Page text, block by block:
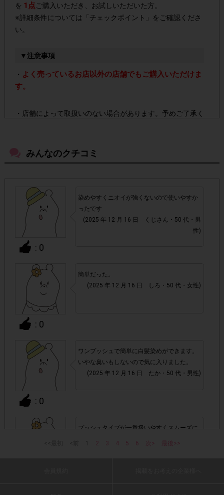
を 1点 ご購入いただき、お試しいただいた方。
※詳細条件については「チェックポイント」をご確認くださ
い。
▼注意事項
・ よく売っているお店以外の店舗でもご購入いただけま
す。
・店舗によって取扱いのない場合があります。予めご了承く
・参加(申し込み)を回答前にしていただければ、募集人数が
上限に達しても、掲載期間内のアンケート回答が可能です。
・スマートフォン、携帯電話、タブレットPCにつきまし
て、機種によってはアンケートに回答できない場合がござい
ます。
▼ポイント付与対象外
・ECサイトやネットスーパーでのご購入
・1つのアンケートにつき、お1人様あたり複数回の参加が
確認された場合。
ービスのモニター回答は、1つのアンケートにつき1人1回
の参加とさせていただいております。
・レシート画像に
号」「購入日時」「対象商品名」「購入個数」「価格」
みんなのクチコミ
: 0
染めやすくニオイが強くないので使いやすか
ったです
(2025 年 12 月 16 日 くじさん・50 代・男
性)
: 0
簡単だった。
(2025 年 12 月 16 日 しろ・50 代・女性)
: 0
ワンプッシュで簡単に白髪染めができます。
いやな臭いもしないので気に入りました。
(2025 年 12 月 16 日 たか・50 代・男性)
プッシュタイプが一番扱いやすくスムーズに
2 3 4 5 6 次> 最後>>